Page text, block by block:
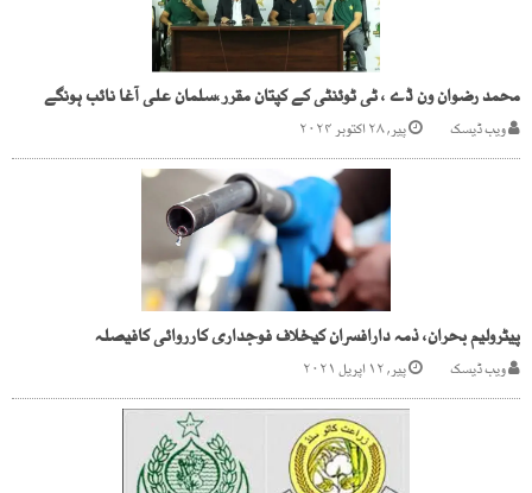
محمد رضوان ون ڈے ، ٹی ٹوئنٹی کے کپتان مقرر،سلمان علی آغا نائب ہونگے
ویب ڈیسک پیر, ۲۸ اکتوبر ۲۰۲۴
پیٹرولیم بحران، ذمہ دارافسران کیخلاف فوجداری کارروائی کافیصلہ
ویب ڈیسک پیر, ۱۲ اپریل ۲۰۲۱